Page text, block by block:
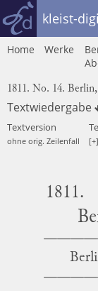
kleist-
Home Werke
1811. No. 14.
Textwiedergabe
Textversion
ohne orig. Zeilenfall
1811.